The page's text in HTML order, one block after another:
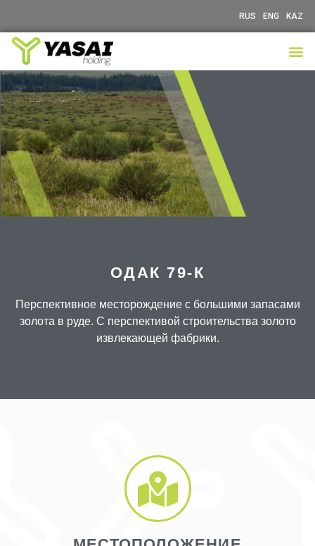
RUS ENG KAZ
ОДАК 79-К
Перспективное месторождение с большими запасами
золота в руде. С перспективой строительства золото
извлекающей фабрики.